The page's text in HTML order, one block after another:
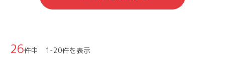
26件中 1-20件を表示